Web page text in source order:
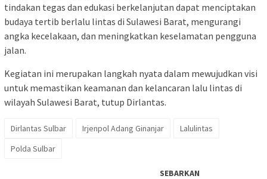
tindakan tegas dan edukasi berkelanjutan dapat menciptakan
budaya tertib berlalu lintas di Sulawesi Barat, mengurangi
angka kecelakaan, dan meningkatkan keselamatan pengguna
jalan.
Kegiatan ini merupakan langkah nyata dalam mewujudkan visi
untuk memastikan keamanan dan kelancaran lalu lintas di
wilayah Sulawesi Barat, tutup Dirlantas.
Dirlantas Sulbar Irjenpol Adang Ginanjar
Lalulintas
Polda Sulbar
SEBARKAN